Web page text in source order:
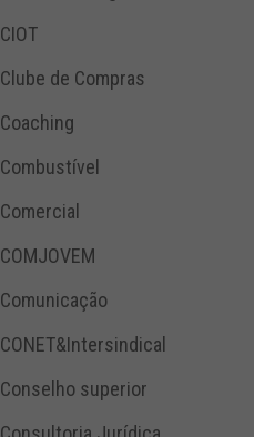
CIOT
Clube de Compras
Coaching
Combustível
Comercial
COMJOVEM
Comunicação
CONET&Intersindical
Conselho superior